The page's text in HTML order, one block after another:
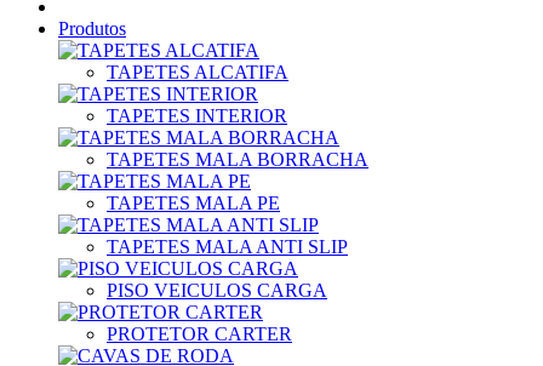
Produtos
TAPETES ALCATIFA
TAPETES INTERIOR
TAPETES MALA BORRACHA
TAPETES MALA PE
TAPETES MALA ANTI SLIP
PISO VEICULOS CARGA
PROTETOR CARTER